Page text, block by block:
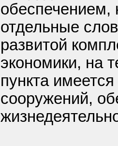
отдельные
развитой
экономики, на
пункта
сооружений,